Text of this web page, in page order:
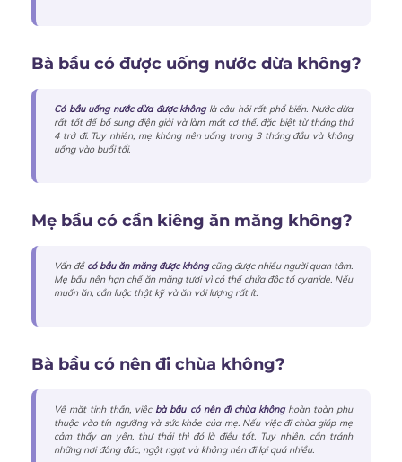
Bà bầu có được uống nước dừa không?
Có bầu uống nước dừa được khônglà câu hỏi rất phổ biến. Nước dừa
rất tốt để bổ sung điện giải và làm mát cơ thể, đặc biệt từ tháng thứ
4 trở đi. Tuy nhiên, mẹ không nên uống trong 3 tháng đầu và không
uống vào buổi tối.
Mẹ bầu có cần kiêng ăn măng không?
Vấn đề có bầu ăn măng được khôngcũng được nhiều người quan tâm.
Mẹ bầu nên hạn chế ăn măng tươi vì có thể chứa độc tố cyanide. Nếu
muốn ăn, cần luộc thật kỹ và ăn với lượng rất ít.
Bà bầu có nên đi chùa không?
Về mặt tinh thần, việc bà bầu có nên đi chùa khônghoàn toàn phụ
thuộc vào tín ngưỡng và sức khỏe của mẹ. Nếu việc đi chùa giúp mẹ
cảm thấy an yên, thư thái thì đó là điều tốt. Tuy nhiên, cần tránh
những nơi đông đúc, ngột ngạt và không nên đi lại quá nhiều.